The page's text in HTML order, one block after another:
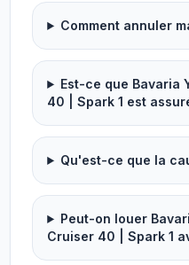
Comment annuler
Est-ce que Bavaria
40 | Spark 1 est
Qu'est-ce que la
Peut-on louer
Cruiser 40 | Spark 1